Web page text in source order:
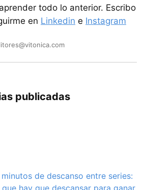
todo lo anterior. Escribo
en Linkedin e Instagram
publicadas
de descanso entre series:
hay que descansar para ganar